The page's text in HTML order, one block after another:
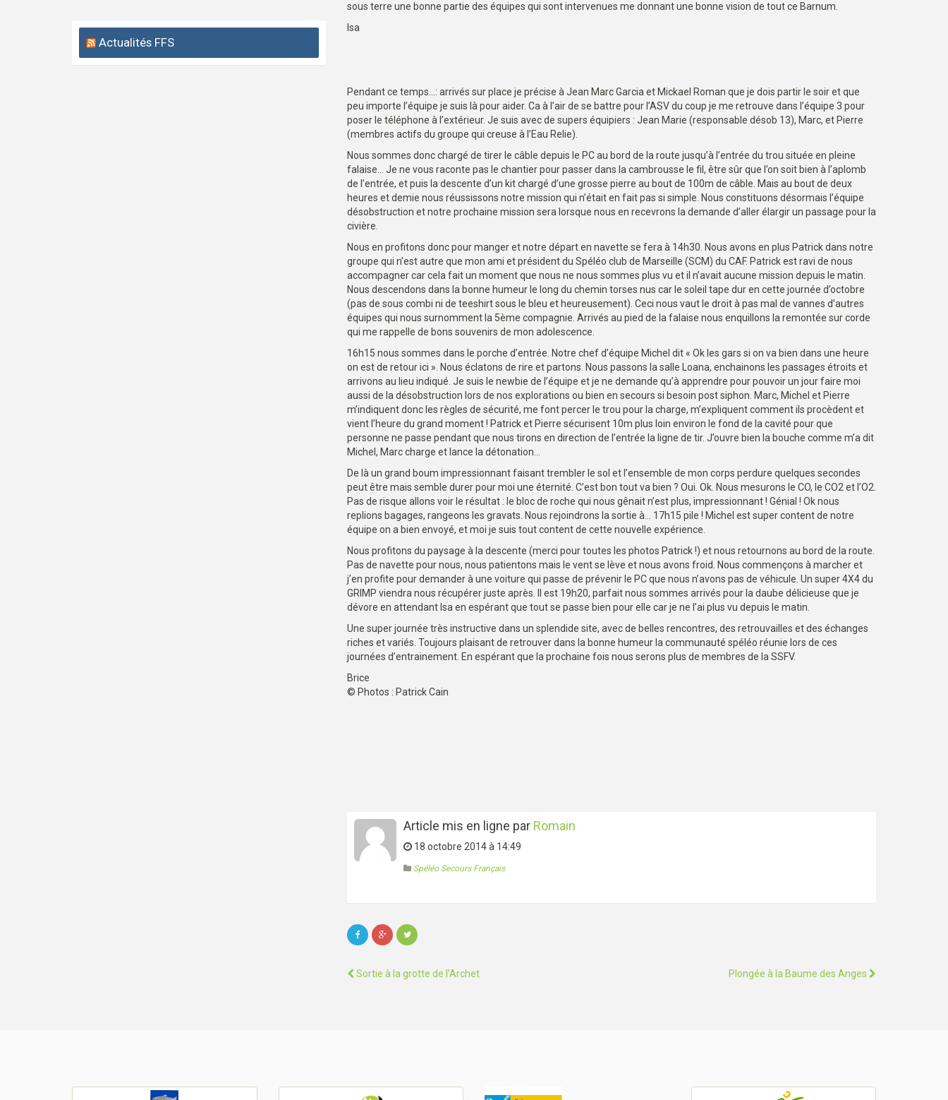
Actualités FFS
sous terre une bonne partie des équipes qui sont intervenues me donnant une bonne vision de tout ce Barnum.
Isa
Pendant ce temps…: arrivés sur place je précise à Jean Marc Garcia et Mickael Roman que je dois partir le soir et que
peu importe l’équipe je suis là pour aider. Ca à l’air de se battre pour l’ASV du coup je me retrouve dans l’équipe 3 pour
poser le téléphone à l’extérieur. Je suis avec de supers équipiers : Jean Marie (responsable désob 13), Marc, et Pierre
(membres actifs du groupe qui creuse à l’Eau Relie).
Nous sommes donc chargé de tirer le câble depuis le PC au bord de la route jusqu’à l’entrée du trou située en pleine
falaise… Je ne vous raconte pas le chantier pour passer dans la cambrousse le fil, être sûr que l’on soit bien à l’aplomb
de l’entrée, et puis la descente d’un kit chargé d’une grosse pierre au bout de 100m de câble. Mais au bout de deux
heures et demie nous réussissons notre mission qui n’était en fait pas si simple. Nous constituons désormais l’équipe
désobstruction et notre prochaine mission sera lorsque nous en recevrons la demande d’aller élargir un passage pour la
civière.
Nous en profitons donc pour manger et notre départ en navette se fera à 14h30. Nous avons en plus Patrick dans notre
groupe qui n’est autre que mon ami et président du Spéléo club de Marseille (SCM) du CAF. Patrick est ravi de nous
accompagner car cela fait un moment que nous ne nous sommes plus vu et il n’avait aucune mission depuis le matin.
Nous descendons dans la bonne humeur le long du chemin torses nus car le soleil tape dur en cette journée d’octobre
(pas de sous combi ni de teeshirt sous le bleu et heureusement). Ceci nous vaut le droit à pas mal de vannes d’autres
équipes qui nous surnomment la 5ème compagnie. Arrivés au pied de la falaise nous enquillons la remontée sur corde
qui me rappelle de bons souvenirs de mon adolescence.
16h15 nous sommes dans le porche d’entrée. Notre chef d’équipe Michel dit « Ok les gars si on va bien dans une heure
on est de retour ici ». Nous éclatons de rire et partons. Nous passons la salle Loana, enchainons les passages étroits et
arrivons au lieu indiqué. Je suis le newbie de l’équipe et je ne demande qu’à apprendre pour pouvoir un jour faire moi
aussi de la désobstruction lors de nos explorations ou bien en secours si besoin post siphon. Marc, Michel et Pierre
m’indiquent donc les règles de sécurité, me font percer le trou pour la charge, m’expliquent comment ils procèdent et
vient l’heure du grand moment ! Patrick et Pierre sécurisent 10m plus loin environ le fond de la cavité pour que
personne ne passe pendant que nous tirons en direction de l’entrée la ligne de tir. J’ouvre bien la bouche comme m’a dit
Michel, Marc charge et lance la détonation…
De là un grand boum impressionnant faisant trembler le sol et l’ensemble de mon corps perdure quelques secondes
peut être mais semble durer pour moi une éternité. C’est bon tout va bien ? Oui. Ok. Nous mesurons le CO, le CO2 et l’O2.
Pas de risque allons voir le résultat : le bloc de roche qui nous gênait n’est plus, impressionnant ! Génial ! Ok nous
replions bagages, rangeons les gravats. Nous rejoindrons la sortie à… 17h15 pile ! Michel est super content de notre
équipe on a bien envoyé, et moi je suis tout content de cette nouvelle expérience.
Nous profitons du paysage à la descente (merci pour toutes les photos Patrick !) et nous retournons au bord de la route.
Pas de navette pour nous, nous patientons mais le vent se lève et nous avons froid. Nous commençons à marcher et
j’en profite pour demander à une voiture qui passe de prévenir le PC que nous n’avons pas de véhicule. Un super 4X4 du
GRIMP viendra nous récupérer juste après. Il est 19h20, parfait nous sommes arrivés pour la daube délicieuse que je
dévore en attendant Isa en espérant que tout se passe bien pour elle car je ne l’ai plus vu depuis le matin.
Une super journée très instructive dans un splendide site, avec de belles rencontres, des retrouvailles et des échanges
riches et variés. Toujours plaisant de retrouver dans la bonne humeur la communauté spéléo réunie lors de ces
journées d’entrainement. En espérant que la prochaine fois nous serons plus de membres de la SSFV.
Brice
© Photos : Patrick Cain
Article mis en ligne par Romain
18 octobre 2014 à 14:49
Spéléo Secours Français
Sortie à la grotte de l’Archet Plongée à la Baume des Anges